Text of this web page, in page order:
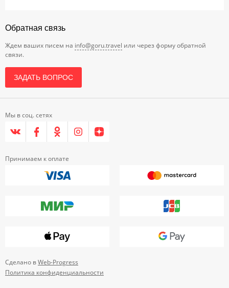
Обратная связь
Ждем ваших писем на info@goru.travel или через форму обратной
связи.
ЗАДАТЬ ВОПРОС
Мы в соц. сетях
Принимаем к оплате
Сделано вWeb-Progress
Политика конфиденциальности